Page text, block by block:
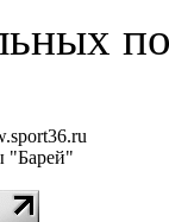
"Барей"